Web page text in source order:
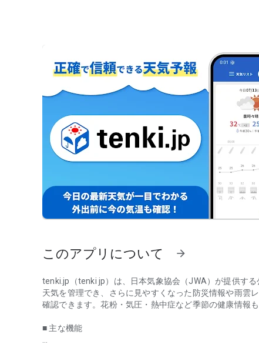
このアプリについて arrow_forward
tenki.jp（tenki jp）は、日本気象協会（JWA）が提供す
天気を管理でき、さらに見やすくなった防災情報や雨雲
確認できます。花粉・気圧・熱中症など季節の健康情報も
■ 主な機能
日本気象協会公式の天気アプリ。地震・防災速報をリア